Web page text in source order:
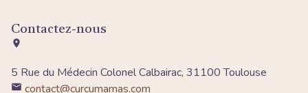
Contactez-nous
5 Rue du Médecin Colonel Calbairac, 31100 Toulouse
contact@curcumamas.com